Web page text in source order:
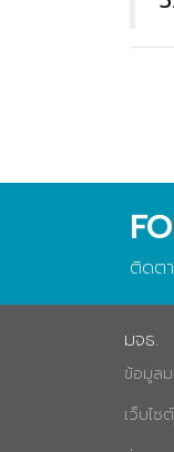
ติดตา
มจธ.
ข้อมูล
เว็บไซ